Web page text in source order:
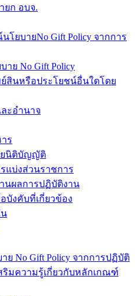
ยก อบจ.
โยบายNo Gift Policy จากการ
าย No Gift Policy
สินหรือประโยชน์อื่นใดโดย
ะอำนาจ
ร
ยนิติบัญญัติ
แบ่งส่วนราชการ
นผลการปฏิบัติงาน
บังคับที่เกี่ยวข้อง
ย No Gift Policy จากการปฏิบัติ
ริมความรู้เกี่ยวกับหลักเกณฑ์